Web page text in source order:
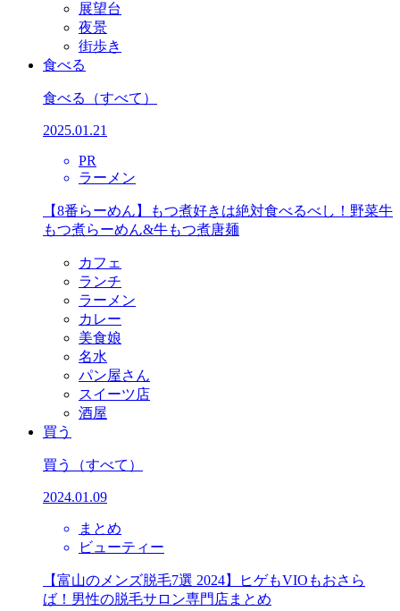
展望台
夜景
街歩き
食べる
食べる （すべて）
2025.01.21
PR
ラーメン
【8番らーめん】もつ煮好きは絶対食べるべし！野菜牛
もつ煮らーめん&牛もつ煮唐麺
カフェ
ランチ
ラーメン
カレー
美食娘
名水
パン屋さん
スイーツ店
酒屋
買う
買う （すべて）
2024.01.09
まとめ
ビューティー
【富山のメンズ脱毛7選 2024】ヒゲもVIOもおさら
ば！男性の脱毛サロン専門店まとめ